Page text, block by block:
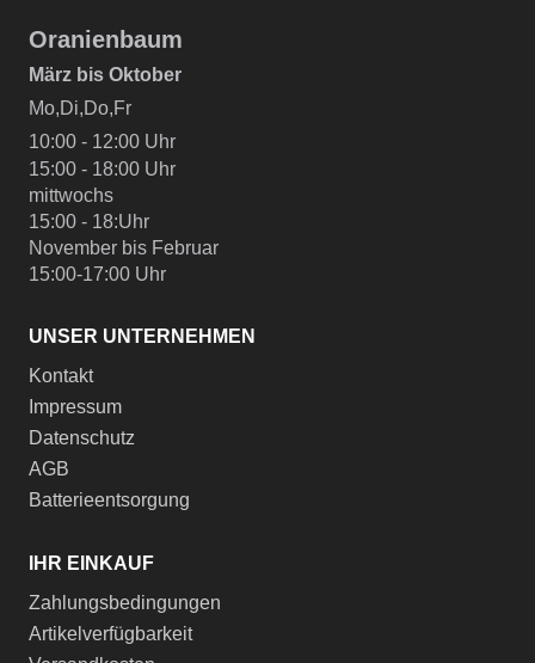
Oranienbaum
März bis Oktober
Mo,Di,Do,Fr
10:00 - 12:00 Uhr
15:00 - 18:00 Uhr
mittwochs
15:00 - 18:Uhr
November bis Februar
15:00-17:00 Uhr
UNSER UNTERNEHMEN
Kontakt
Impressum
Datenschutz
AGB
Batterieentsorgung
IHR EINKAUF
Zahlungsbedingungen
Artikelverfügbarkeit